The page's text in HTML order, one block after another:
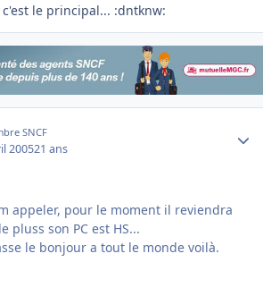
le principal... :dntknw:
SNCF
200521 ans
appeler, pour le moment il reviendra
pluss son PC est HS...
le bonjour a tout le monde voilà.